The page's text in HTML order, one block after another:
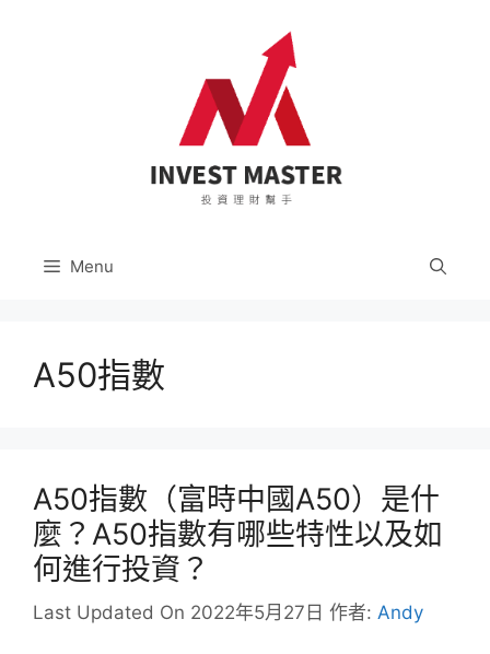
Menu
A50指數
A50指數（富時中國A50）是什
麼？A50指數有哪些特性以及如
何進行投資？
Last Updated On 2022年5月27日 作者: Andy